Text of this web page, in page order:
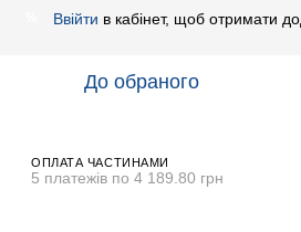
Ввійти в кабінет, щоб отримати
До обраного
ОПЛАТА ЧАСТИНАМИ
5 платежів по 4 189.80 грн